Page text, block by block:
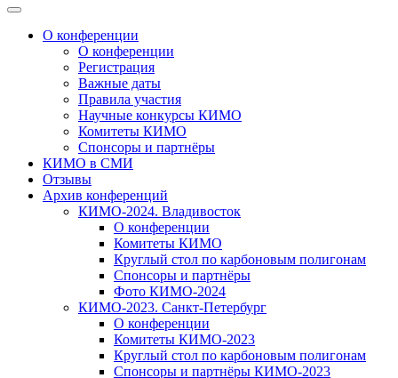
О конференции
О конференции
Регистрация
Важные даты
Правила участия
Научные конкурсы КИМО
Комитеты КИМО
Спонсоры и партнёры
КИМО в СМИ
Отзывы
Архив конференций
КИМО-2024. Владивосток
О конференции
Комитеты КИМО
Круглый стол по карбоновым полигонам
Спонсоры и партнёры
Фото КИМО-2024
КИМО-2023. Санкт-Петербург
О конференции
Комитеты КИМО-2023
Круглый стол по карбоновым полигонам
Спонсоры и партнёры КИМО-2023